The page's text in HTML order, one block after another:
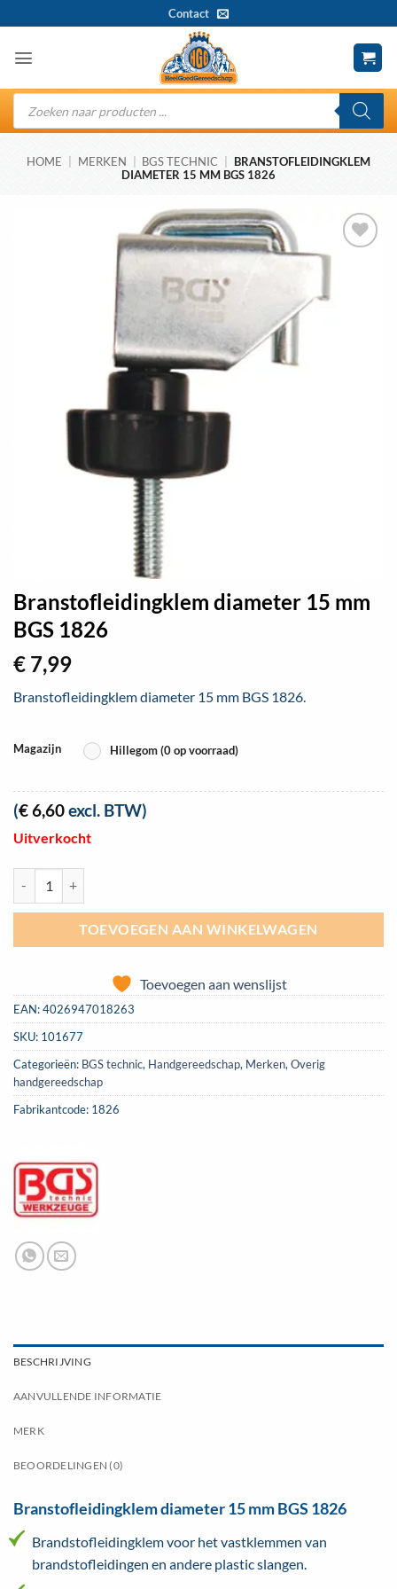
naar
inhoud
Contact
Producten
zoeken
HOME MERKEN BGS TECHNIC
BRANSTOFLEIDINGKLEM
DIAMETER 15 MM BGS 1826
Toevoegen
wenslijst
Branstofleidingklem diameter 15 mm
BGS 1826
€ 7,99
Branstofleidingklem diameter 15 mm BGS 1826.
Magazijn Hillegom (0 op voorraad)
(€6,60excl. BTW)
Uitverkocht
TOEVOEGEN AAN WINKELWAGEN
Toevoegen aan wenslijst
EAN:4026947018263
SKU: 101677
Categorieën: BGS technic, Handgereedschap, Merken, Overig
handgereedschap
Fabrikantcode: 1826
BESCHRIJVING
AANVULLENDE INFORMATIE
MERK
BEOORDELINGEN (0)
Branstofleidingklem diameter 15 mm BGS 1826
Brandstofleidingklem voor het vastklemmen van
brandstofleidingen en andere plastic slangen.